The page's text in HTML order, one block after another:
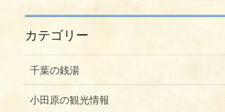
カテゴリー
千葉の銭湯
小田原の観光情報